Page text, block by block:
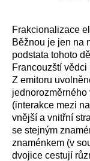
Frakcionalizace
Běžnou je jen na
podstata tohoto
Francouzští
Z emitoru
(interakce mezi
vnější a vnitřní
se stejným
znaménkem (v
dvojice cestují